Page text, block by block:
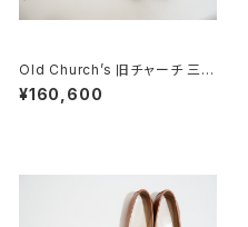
Old Church’s 旧チャーチ 三都
市 HICKSTEAD 65G DEADS
TOCK
¥160,600